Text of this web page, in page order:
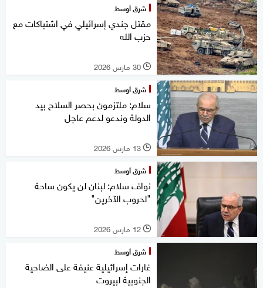
شرق أوسط
مقتل جندي إسرائيلي في اشتباكات مع
حزب الله
l 30 مارس 2026
شرق أوسط
سلام: ملتزمون بحصر السلاح بيد
الدولة وندعو لدعم عاجل
l 13 مارس 2026
شرق أوسط
نواف سلام: لبنان لن يكون ساحة
"لحروب الآخرين"
l 12 مارس 2026
شرق أوسط
غارات إسرائيلية عنيفة على الضاحية
الجنوبية لبيروت